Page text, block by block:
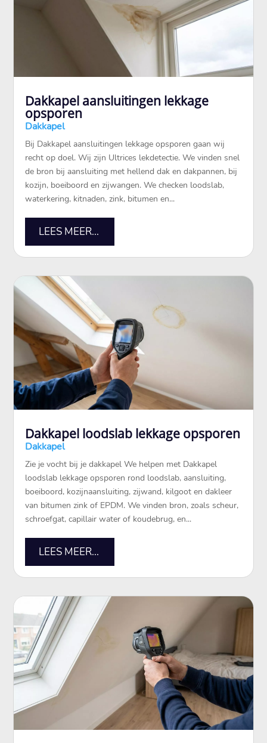
Dakkapel aansluitingen lekkage
opsporen
Dakkapel
Bij Dakkapel aansluitingen lekkage opsporen gaan wij
recht op doel. Wij zijn Ultrices lekdetectie. We vinden snel
de bron bij aansluiting met hellend dak en dakpannen, bij
kozijn, boeiboord en zijwangen. We checken loodslab,
waterkering, kitnaden, zink, bitumen en...
LEES MEER...
Dakkapel loodslab lekkage opsporen
Dakkapel
Zie je vocht bij je dakkapel We helpen met Dakkapel
loodslab lekkage opsporen rond loodslab, aansluiting,
boeiboord, kozijnaansluiting, zijwand, kilgoot en dakleer
van bitumen zink of EPDM.​ We vinden bron, zoals scheur,
schroefgat, capillair water of koudebrug, en...
LEES MEER...